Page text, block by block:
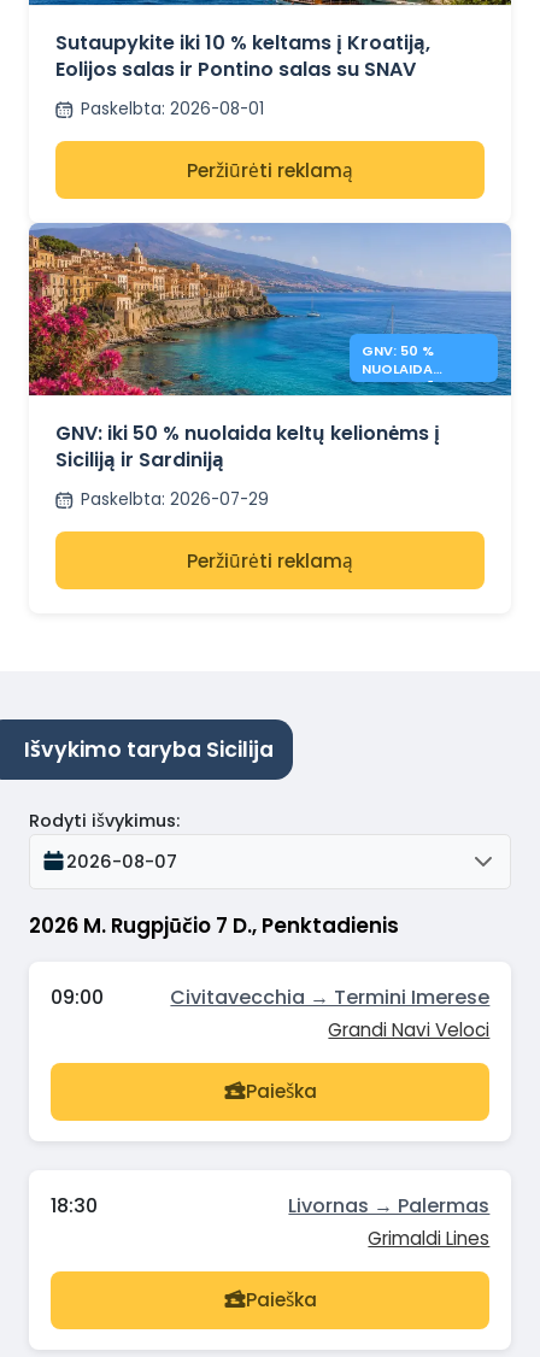
ITALIJĄ
Sutaupykite iki 10 % keltams į Kroatiją,
Eolijos salas ir Pontino salas su SNAV
Paskelbta: 2026-08-01
Peržiūrėti reklamą
GNV: 50 %
NUOLAIDA
KELTAMS Į
SARDINIJĄ
GNV: iki 50 % nuolaida keltų kelionėms į
Siciliją ir Sardiniją
Paskelbta: 2026-07-29
Peržiūrėti reklamą
Išvykimo taryba Sicilija
2026 M. Rugpjūčio 7 D., Penktadienis
Rodyti išvykimus:
2026-08-07
09:00 Civitavecchia → Termini Imerese
Grandi Navi Veloci
Paieška
18:30 Livornas → Palermas
Grimaldi Lines
Paieška